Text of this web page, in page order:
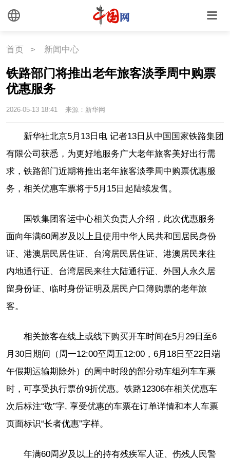
心理
首页 > 新闻中心
铁路部门将推出老年旅客淡季周中购票
优惠服务
2026-05-13 18:41 来源：新华网
新华社北京5月13日电 记者13日从中国国家铁路集团
有限公司获悉，为更好地服务广大老年旅客美好出行需
求，铁路部门近期将推出老年旅客淡季周中购票优惠服
务，相关优惠车票将于5月15日起陆续发售。
国铁集团客运中心相关负责人介绍，此次优惠服务
面向年满60周岁及以上且使用中华人民共和国居民身份
证、港澳居民居住证、台湾居民居住证、港澳居民来往
内地通行证、台湾居民来往大陆通行证、外国人永久居
留身份证、临时身份证明及居民户口簿购票的老年旅
客。
相关旅客在线上或线下购买开车时间在5月29日至6
月30日期间（周一12:00至周五12:00，6月18日至22日端
午假期运输期除外）的周中时段的部分动车组列车车票
时，可享受执行票价9折优惠。铁路12306在相关优惠车
次后标注“敬”字, 享受优惠的车票在订单详情和本人车票
页面标识“长者优惠”字样。
年满60周岁及以上的持有残疾军人证、伤残人民警